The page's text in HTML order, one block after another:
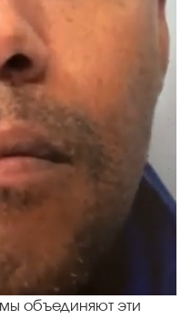
объединяют эти